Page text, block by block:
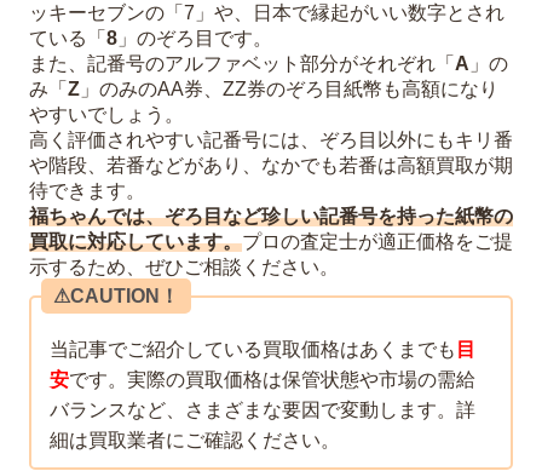
ッキーセブンの「7」や、日本で縁起がいい数字とされ
ている「 8 」のぞろ目です。
また、記番号のアルファベット部分がそれぞれ「 A 」の
み「 Z 」のみのAA券、ZZ券のぞろ目紙幣も高額になり
やすいでしょう。
高く評価されやすい記番号には、ぞろ目以外にもキリ番
や階段、若番などがあり、なかでも若番は高額買取が期
待できます。
福ちゃんでは、ぞろ目など珍しい記番号を持った紙幣の
買取に対応しています。プロの査定士が適正価格をご提
示するため、ぜひご相談ください。
⚠︎CAUTION！
当記事でご紹介している買取価格はあくまでも 目
安です。実際の買取価格は保管状態や市場の需給
バランスなど、さまざまな要因で変動します。詳
細は買取業者にご確認ください。